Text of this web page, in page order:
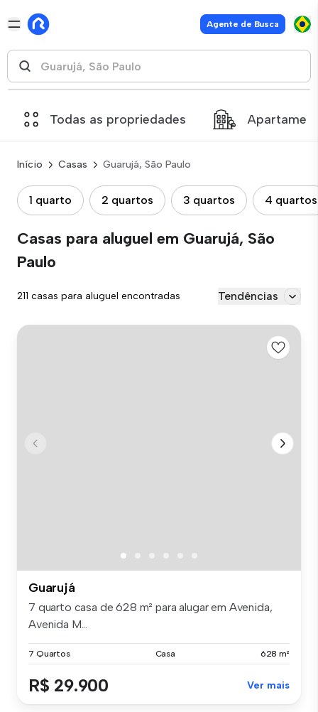
Agente de Busca
Todas as propriedades
Início Casas Guarujá, São Paulo
1 quarto 2 quartos 3 quartos 4 quartos
Casas para aluguel em Guarujá, São
Paulo
211 casas para aluguel encontradas Tendências
Guarujá
7 quarto casa de 628 m² para alugar em Avenida,
Avenida M...
7 Quartos Casa 628 m²
R$ 29.900 Ver mais